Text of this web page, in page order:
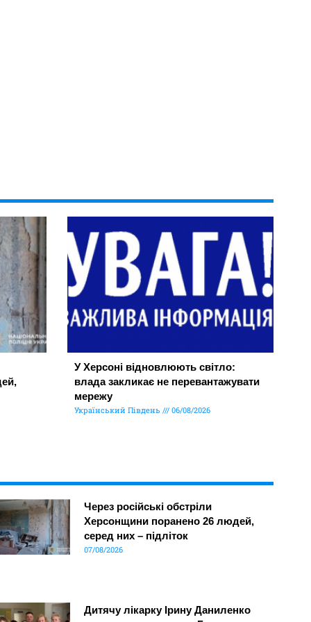
У Херсоні відновлюють світло:
влада закликає не перевантажувати
мережу
Український Південь 06/08/2026
Через російські обстріли
Херсонщини поранено 26 людей,
серед них – підліток
07/08/2026
Дитячу лікарку Ірину Даниленко